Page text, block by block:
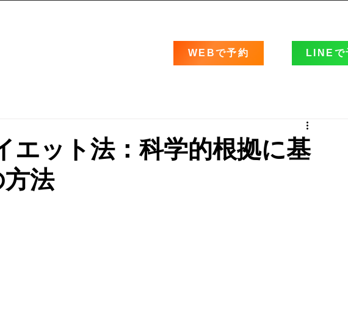
WEBで予約 LINEで
エット法：科学的根拠に基
法